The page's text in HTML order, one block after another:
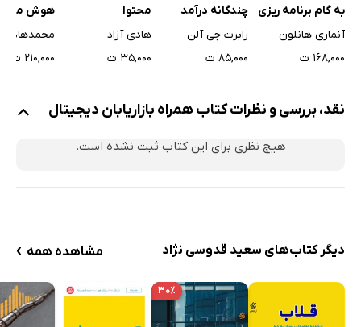
به گام برنامه ریزی
بازاریابی دیجیتال
آنماری هانلون
۱۶۸,۰۰۰ ت
چندگانه درآمد
اینترنتی
رابرت جی آلن
۸۵,۰۰۰ ت
محتوا
هادی آزاد
۳۵,۰۰۰ ت
هوش
محمدهادی
۲۱۰,۰۰۰ ت
نقد، بررسی و نظرات کتاب همراه بازاریابان دیجیتال
هیچ نظری برای این کتاب ثبت نشده است.
دیگر کتاب‌های سعید قدوسی نژاد مشاهده همه ›
۳۰٪